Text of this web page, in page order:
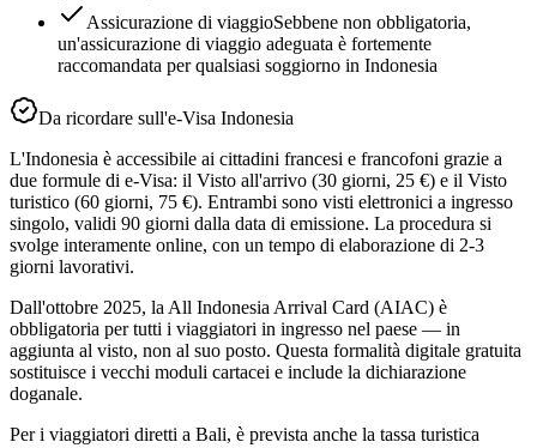
Assicurazione di viaggioSebbene non obbligatoria,
un'assicurazione di viaggio adeguata è fortemente
raccomandata per qualsiasi soggiorno in Indonesia
Da ricordare sull'e-Visa Indonesia
L'Indonesia è accessibile ai cittadini francesi e francofoni grazie a
due formule di e-Visa: il Visto all'arrivo (30 giorni, 25 €) e il Visto
turistico (60 giorni, 75 €). Entrambi sono visti elettronici a ingresso
singolo, validi 90 giorni dalla data di emissione. La procedura si
svolge interamente online, con un tempo di elaborazione di 2-3
giorni lavorativi.
Dall'ottobre 2025, la All Indonesia Arrival Card (AIAC) è
obbligatoria per tutti i viaggiatori in ingresso nel paese — in
aggiunta al visto, non al suo posto. Questa formalità digitale gratuita
sostituisce i vecchi moduli cartacei e include la dichiarazione
doganale.
Per i viaggiatori diretti a Bali, è prevista anche la tassa turistica